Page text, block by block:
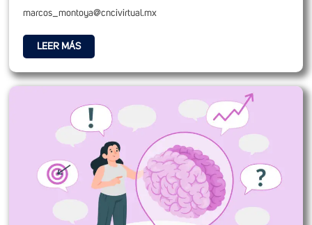
marcos_montoya@cncivirtual.mx
LEER MÁS